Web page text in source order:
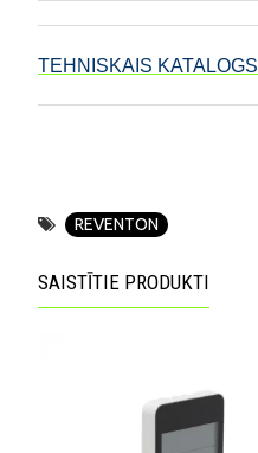
TEHNISKAIS KATALOGS
REVENTON
SAISTĪTIE PRODUKTI